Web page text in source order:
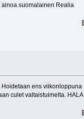
ainoa suomalainen Realia
ens viikonloppuna
culet valtaistuimelta. HALA